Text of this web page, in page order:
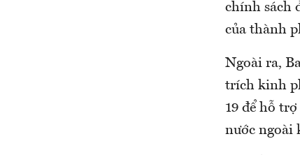
chính sách
của thành
Ngoài ra,
trích kinh
19 để hỗ
nước ngoài